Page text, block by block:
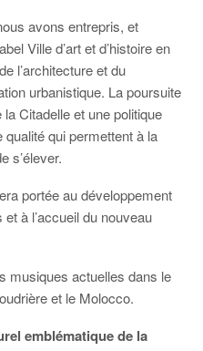
avons entrepris, et
Ville d’art et d’histoire en
l’architecture et du
urbanistique. La poursuite
Citadelle et une politique
qualité qui permettent à la
s’élever.
portée au développement
à l’accueil du nouveau
musiques actuelles dans le
et le Molocco.
emblématique de la